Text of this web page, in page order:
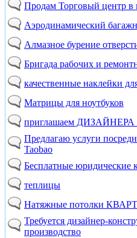
Продам Торговый центр в
Аэродинамический
Алмазное бурение
Бригада рабочих и
качественные наклейки
Матрицы для ноутбуков
приглашаем
Предлагаю услуги
Taobao
Бесплатные юридические
теплицы
Натяжные потолки КВАРТ
Требуется дизайнер-
производство